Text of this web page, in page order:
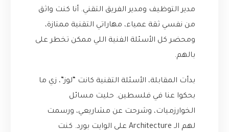
مدير التوظيف ومدير الفريق التقني. أنا كنت واثق
من نفسي ثقة عمياء، مهاراتي التقنية ممتازة،
ومحضر كل الأسئلة الفنية اللي ممكن تخطر على
بالهم.
بدأت المقابلة، الأسئلة التقنية كانت “لوز”، زي ما
بحكوا عنا في فلسطين. حليت مسائل
الخوارزميات، وشرحت عن مشاريعي، ورسمت
لهم الـ Architecture على الوايت بورد. كنت